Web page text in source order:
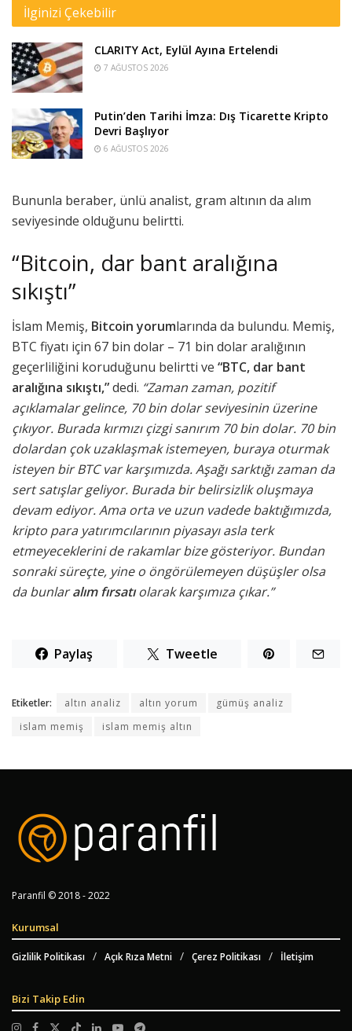
İlginizi Çekebilir
CLARITY Act, Eylül Ayına Ertelendi
7 AĞUSTOS 2026
Putin’den Tarihi İmza: Dış Ticarette Kripto
Devri Başlıyor
6 AĞUSTOS 2026
Bununla beraber, ünlü analist, gram altının da alım
seviyesinde olduğunu belirtti.
“Bitcoin, dar bant aralığına
sıkıştı”
İslam Memiş, Bitcoin yorumlarında da bulundu. Memiş,
BTC fiyatı için 67 bin dolar – 71 bin dolar aralığının
geçerliliğini koruduğunu belirtti ve “BTC, dar bant
aralığına sıkıştı,”dedi. “Zaman zaman, pozitif
açıklamalar gelince, 70 bin dolar seviyesinin üzerine
çıkıyor. Burada kırmızı çizgi sanırım 70 bin dolar. 70 bin
dolardan çok uzaklaşmak istemeyen, buraya oturmak
isteyen bir BTC var karşımızda. Aşağı sarktığı zaman da
sert satışlar geliyor. Burada bir belirsizlik oluşmaya
devam ediyor. Ama orta ve uzun vadede baktığımızda,
kripto para yatırımcılarının piyasayı asla terk
etmeyeceklerini de rakamlar bize gösteriyor. Bundan
sonraki süreçte, yine o öngörülemeyen düşüşler olsa
da bunlaralım fırsatıolarak karşımıza çıkar.”
Paylaş Tweetle
Etiketler: altın analiz altın yorum
gümüş analiz
islam memiş
islam memiş altın
Paranfil © 2018 - 2022
Kurumsal
Gizlilik Politikası Açık Rıza Metni Çerez Politikası İletişim
Bizi Takip Edin